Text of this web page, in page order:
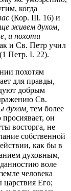
когда
(Кор. III. 16) и
живем духом,
и похоти
и Св. Петр учил
(1 Петр. I. 22).
похотям
для правды,
добрым
Св.
духом, тем более
просиявает, он
восторга, не
собственной
как бы в
духовным,
воле
человека
царствия Его;